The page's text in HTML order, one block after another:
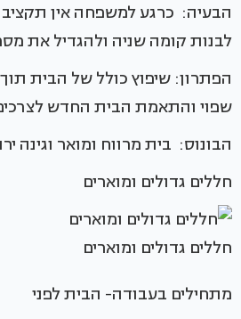
הבעיה: כרגע למשפחה אין
לבנות קומה שניה ולהגדיל את
הפתרון: שיפוץ כולל של הבית
שפוי והתאמת הבית החדש
הבונוס: בית מרווח ומואר וגינה
חללים גדולים ומוארים
חללים גדולים ומוארים
מתחילים בעבודה- הבית לפני